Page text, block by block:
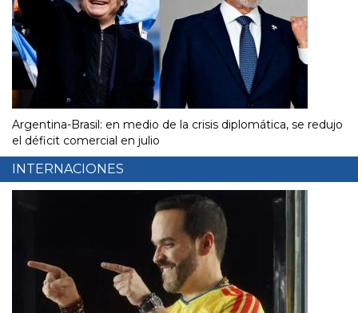
Argentina-Brasil: en medio de la crisis diplomática, se redujo
el déficit comercial en julio
INTERNACIONES